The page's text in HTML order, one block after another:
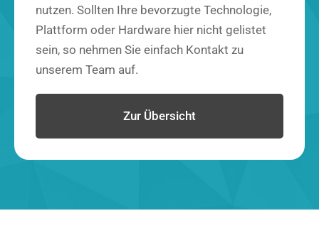
nutzen. Sollten Ihre bevorzugte Technologie,
Plattform oder Hardware hier nicht gelistet
sein, so nehmen Sie einfach Kontakt zu
unserem Team auf.
Zur Übersicht